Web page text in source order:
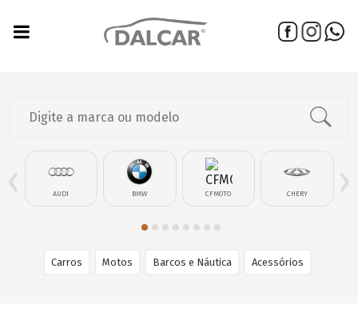
AUDI BMW CFMOTO CHERY
‹ ›
Carros Motos Barcos e Náutica Acessórios